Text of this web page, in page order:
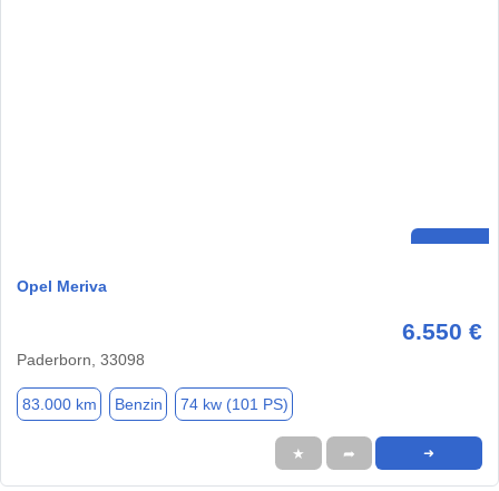
Opel Meriva
6.550 €
Paderborn, 33098
83.000 km Benzin 74 kw (101 PS)
★ ➦ ➜